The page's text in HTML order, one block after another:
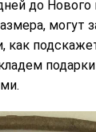
до Нового
могут
как